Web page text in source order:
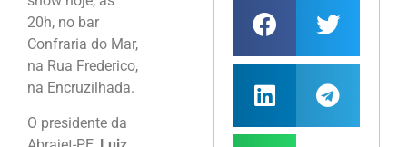
20h, no bar
Confraria do Mar,
na Rua Frederico,
na Encruzilhada.
O presidente da